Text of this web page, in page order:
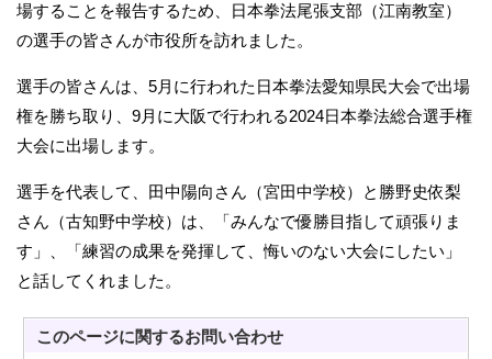
場することを報告するため、日本拳法尾張支部（江南教室）
の選手の皆さんが市役所を訪れました。
選手の皆さんは、5月に行われた日本拳法愛知県民大会で出場
権を勝ち取り、9月に大阪で行われる2024日本拳法総合選手権
大会に出場します。
選手を代表して、田中陽向さん（宮田中学校）と勝野史依梨
さん（古知野中学校）は、「みんなで優勝目指して頑張りま
す」、「練習の成果を発揮して、悔いのない大会にしたい」
と話してくれました。
このページに関するお問い合わせ